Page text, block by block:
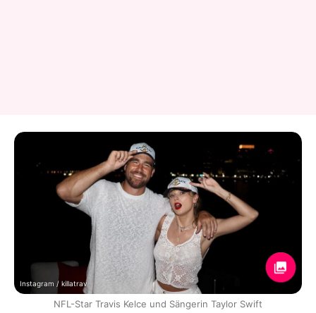
Instagram / killatrav
NFL-Star Travis Kelce und Sängerin Taylor Swift